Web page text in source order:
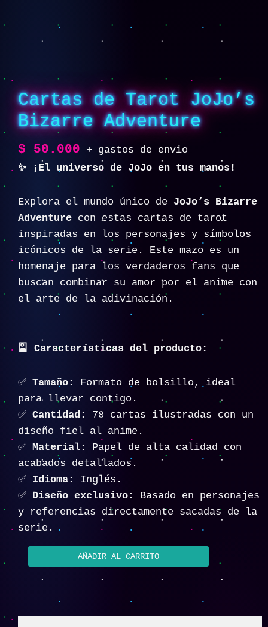
Cartas de Tarot JoJo’s
Bizarre Adventure
$ 50.000
+ gastos de envio
✨ ¡El universo de JoJo en tus manos!
Explora el mundo único de JoJo’s Bizarre
Adventure con estas cartas de tarot
inspiradas en los personajes y símbolos
icónicos de la serie. Este mazo es un
homenaje para los verdaderos fans que
buscan combinar su amor por el anime con
el arte de la adivinación.
🎴 Características del producto:
✅ Tamaño:
Formato de bolsillo, ideal
para llevar contigo.
✅ Cantidad:
78 cartas ilustradas con un
diseño fiel al anime.
✅ Material:
Papel de alta calidad con
acabados detallados.
✅ Idioma:
Inglés.
✅ Diseño exclusivo:
Basado en personajes
y referencias directamente sacadas de la
serie.
AÑADIR AL CARRITO